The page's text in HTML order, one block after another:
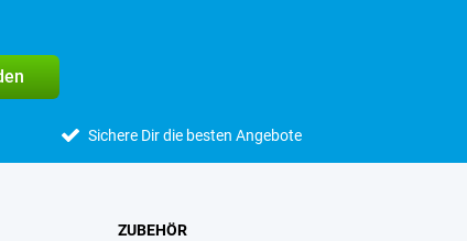
Sichere Dir die besten Angebote
ZUBEHÖR